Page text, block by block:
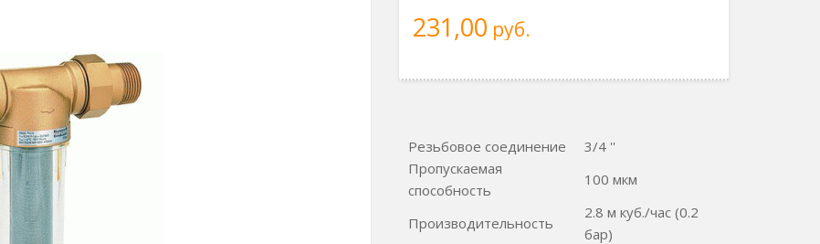
231,00 руб.
Резьбовое соединение
3/4 ''
Пропускаемая
способность
100 мкм
Производительность
2.8 м куб./час (0.2
бар)